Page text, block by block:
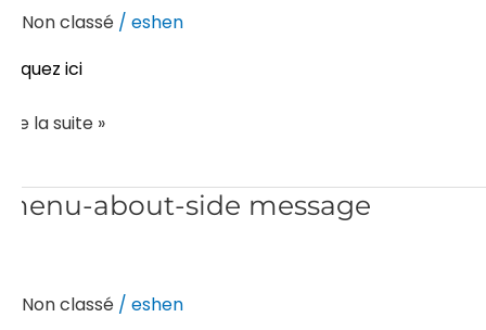
Non classé / eshen
Cliquez ici
sous
barre
défilement
Lire la suite »
menu-about-side message
Non classé / eshen
menu-